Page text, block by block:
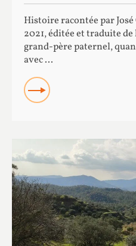
Histoire racontée par
2021, éditée et traduite
grand-père paternel,
avec ...
READ